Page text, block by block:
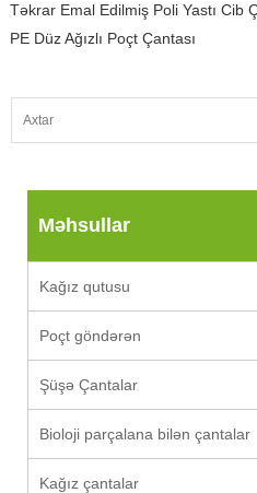
Təkrar Emal Edilmiş Poli Yastı Cib
PE Düz Ağızlı Poçt Çantası
Məhsullar
Kağız qutusu
Poçt göndərən
Şüşə Çantalar
Bioloji parçalana bilən çantalar
Kağız çantalar